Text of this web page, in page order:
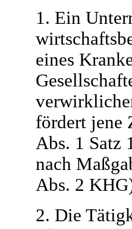
1. Ein
eines
fördert jene
Abs. 1 Satz
nach
Abs. 2
2. Die